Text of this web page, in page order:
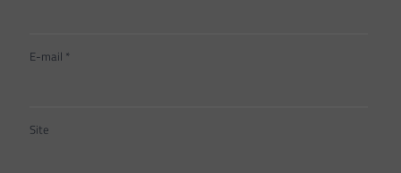
E-mail *
Site